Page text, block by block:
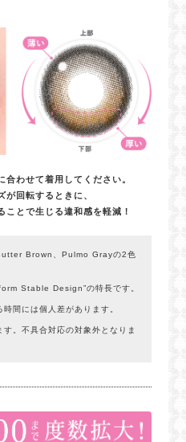
わせて着用してください。
が回転するときに、
ことで生じる違和感を軽減！
Brown、Pulmo Grayの2色
Stable Design”の特長です。
間には個人差があります。
。不具合対応の対象外となりま